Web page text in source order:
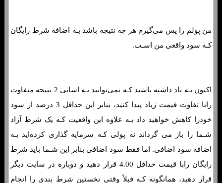
من پولم را پس می‌گیرم هر چه نتیجه باشد بـه اضافه شرط رایگان
کـه سود واقعی من اسـت.
اکنون بـه یاد داشته باشید کـه نمی‌توانید بـه اسانی 2 نتیجه متفاوت
رابا تفاوت قیمت زیاد پیدا کنید، بنابر این حداقل 3 درصد از سود
خودرا کاهش خواهید داد بـه علاوه این واقعیت کـه یک شرط آزاد
شـما را باز می گرداند نه پولی کـه سرمایه گذاری کرده‌اید بـه
اضافه سود اضافی. اما فقط سود اضافی بنابر این شـما باید شرط
رایگان رابا قیمت حداقل 4.00 قرار دهید و دوباره در سایت دیگر
قرار دهید، همانگونه کـه قبلاً وقتی نخستین شرط بندی را انجام